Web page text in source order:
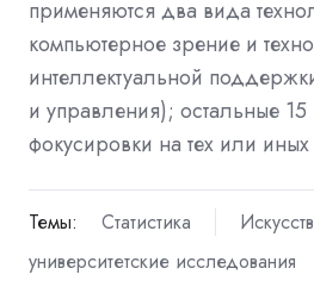
применяются два вида
компьютерное зрение и
интеллектуальной
и управления); остальные
фокусировки на тех или
Темы: Статистика
университетские исследования